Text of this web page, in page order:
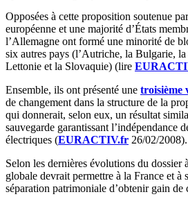
Opposées à cette proposition soutenue
européenne et une majorité d’États
l’Allemagne ont formé une minorité de
six autres pays (l’Autriche, la Bulgarie,
Lettonie et la Slovaquie) (lire
Ensemble, ils ont présenté une troisième
de changement dans la structure de la
qui donnerait, selon eux, un résultat
sauvegarde garantissant l’indépendance
électriques (EURACTIV.fr 26/02/2008).
Selon les dernières évolutions du dossier
globale devrait permettre à la France et à
séparation patrimoniale d’obtenir gain de